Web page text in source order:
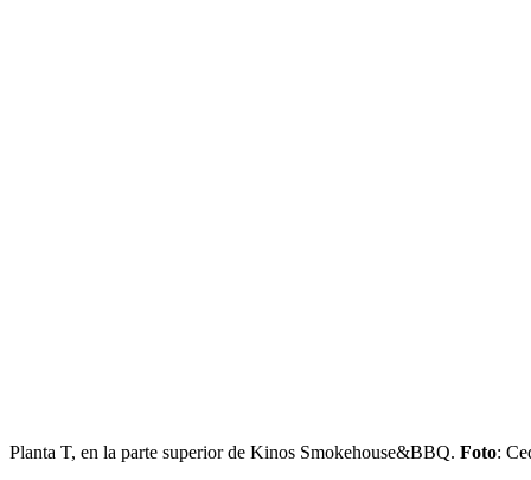
Planta T, en la parte superior de Kinos Smokehouse&BBQ. Foto: